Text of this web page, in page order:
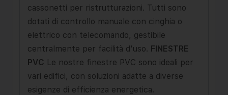
cassonetti per ristrutturazioni. Tutti sono
dotati di controllo manuale con cinghia o
elettrico con telecomando, gestibile
centralmente per facilità d'uso. FINESTRE
PVC Le nostre finestre PVC sono ideali per
vari edifici, con soluzioni adatte a diverse
esigenze di efficienza energetica.